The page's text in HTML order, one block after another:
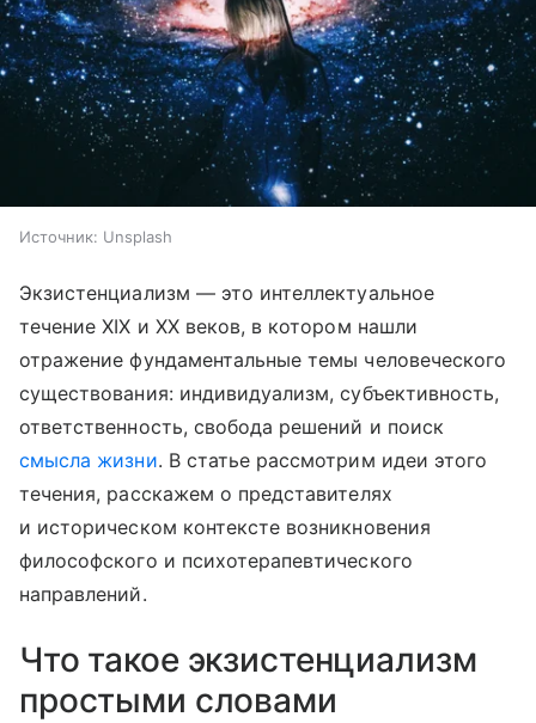
Источник: Unsplash
Экзистенциализм — это интеллектуальное
течение XIX и XX веков, в котором нашли
отражение фундаментальные темы человеческого
существования: индивидуализм, субъективность,
ответственность, свобода решений и поиск
смысла жизни. В статье рассмотрим идеи этого
течения, расскажем о представителях
и историческом контексте возникновения
философского и психотерапевтического
направлений.
Что такое экзистенциализм
простыми словами